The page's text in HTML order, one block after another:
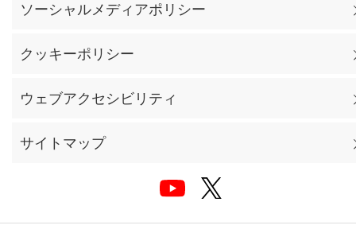
ソーシャルメディアポリシー
クッキーポリシー
ウェブアクセシビリティ
サイトマップ